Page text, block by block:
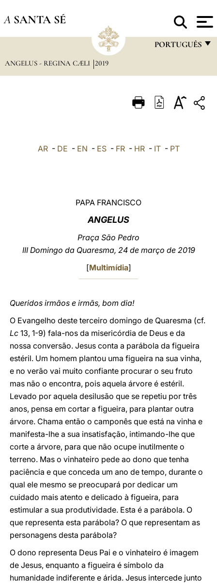
A SANTA SÉ
PORTUGUÊS
ITALIANO
ANGELUS - REGINA CÆLI 2019
AR- DE - EN - ES- FR- HR- IT- PT
PAPA FRANCISCO
ANGELUS
Praça São Pedro
III Domingo da Quaresma, 24 de março de 2019
[Multimídia]
Queridos irmãos e irmãs, bom dia!
O Evangelho deste terceiro domingo de Quaresma (cf.
Lc 13, 1-9) fala-nos da misericórdia de Deus e da
nossa conversão. Jesus conta a parábola da figueira
estéril. Um homem plantou uma figueira na sua vinha,
e no verão vai muito confiante procurar o seu fruto
mas não o encontra, pois aquela árvore é estéril.
Levado por aquela desilusão que se repetiu por três
anos, pensa em cortar a figueira, para plantar outra
árvore. Chama então o camponês que está na vinha e
manifesta-lhe a sua insatisfação, intimando-lhe que
corte a árvore, para que não ocupe inutilmente o
terreno. Mas o vinhateiro pede ao dono que tenha
paciência e que conceda um ano de tempo, durante o
qual ele mesmo se preocupará por dedicar um
cuidado mais atento e delicado à figueira, para
estimular a sua produtividade. Esta é a parábola. O
que representa esta parábola? O que representam as
personagens desta parábola?
O dono representa Deus Pai e o vinhateiro é imagem
de Jesus, enquanto a figueira é símbolo da
humanidade indiferente e árida. Jesus intercede junto